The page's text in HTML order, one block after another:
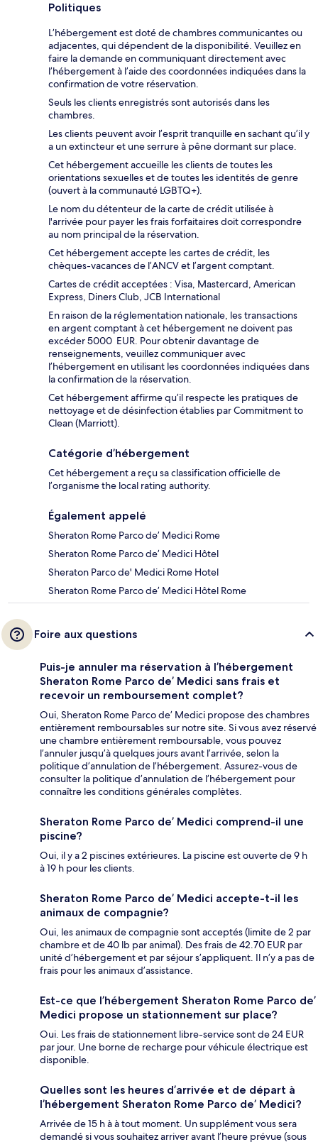
Politiques
L’hébergement est doté de chambres communicantes ou
adjacentes, qui dépendent de la disponibilité. Veuillez en
faire la demande en communiquant directement avec
l’hébergement à l’aide des coordonnées indiquées dans la
confirmation de votre réservation.
Seuls les clients enregistrés sont autorisés dans les
chambres.
Les clients peuvent avoir l’esprit tranquille en sachant qu’il y
a un extincteur et une serrure à pêne dormant sur place.
Cet hébergement accueille les clients de toutes les
orientations sexuelles et de toutes les identités de genre
(ouvert à la communauté LGBTQ+).
Le nom du détenteur de la carte de crédit utilisée à
l'arrivée pour payer les frais forfaitaires doit correspondre
au nom principal de la réservation.
Cet hébergement accepte les cartes de crédit, les
chèques-vacances de l’ANCV et l’argent comptant.
Cartes de crédit acceptées : Visa, Mastercard, American
Express, Diners Club, JCB International
En raison de la réglementation nationale, les transactions
en argent comptant à cet hébergement ne doivent pas
excéder 5000 EUR. Pour obtenir davantage de
renseignements, veuillez communiquer avec
l’hébergement en utilisant les coordonnées indiquées dans
la confirmation de la réservation.
Cet hébergement affirme qu’il respecte les pratiques de
nettoyage et de désinfection établies par Commitment to
Clean (Marriott).
Catégorie d’hébergement
Cet hébergement a reçu sa classification officielle de
l’organisme the local rating authority.
Également appelé
Sheraton Rome Parco de’ Medici Rome
Sheraton Rome Parco de’ Medici Hôtel
Sheraton Parco de' Medici Rome Hotel
Sheraton Rome Parco de’ Medici Hôtel Rome
Foire aux questions
Puis-je annuler ma réservation à l’hébergement
Sheraton Rome Parco de’ Medici sans frais et
recevoir un remboursement complet?
Oui, Sheraton Rome Parco de’ Medici propose des chambres
entièrement remboursables sur notre site. Si vous avez réservé
une chambre entièrement remboursable, vous pouvez
l’annuler jusqu’à quelques jours avant l’arrivée, selon la
politique d’annulation de l’hébergement. Assurez-vous de
consulter la politique d’annulation de l’hébergement pour
connaître les conditions générales complètes.
Sheraton Rome Parco de’ Medici comprend-il une
piscine?
Oui, il y a 2 piscines extérieures. La piscine est ouverte de 9 h
à 19 h pour les clients.
Sheraton Rome Parco de’ Medici accepte-t-il les
animaux de compagnie?
Oui, les animaux de compagnie sont acceptés (limite de 2 par
chambre et de 40 lb par animal). Des frais de 42.70 EUR par
unité d’hébergement et par séjour s’appliquent. Il n’y a pas de
frais pour les animaux d’assistance.
Est-ce que l’hébergement Sheraton Rome Parco de’
Medici propose un stationnement sur place?
Oui. Les frais de stationnement libre-service sont de 24 EUR
par jour. Une borne de recharge pour véhicule électrique est
disponible.
Quelles sont les heures d’arrivée et de départ à
l’hébergement Sheraton Rome Parco de’ Medici?
Arrivée de 15 h à à tout moment. Un supplément vous sera
demandé si vous souhaitez arriver avant l’heure prévue (sous